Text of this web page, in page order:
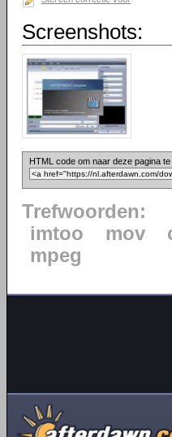
Screenshots:
HTML code om naar deze pagina te
Trefwoorden:
imtoo
mov
mpeg